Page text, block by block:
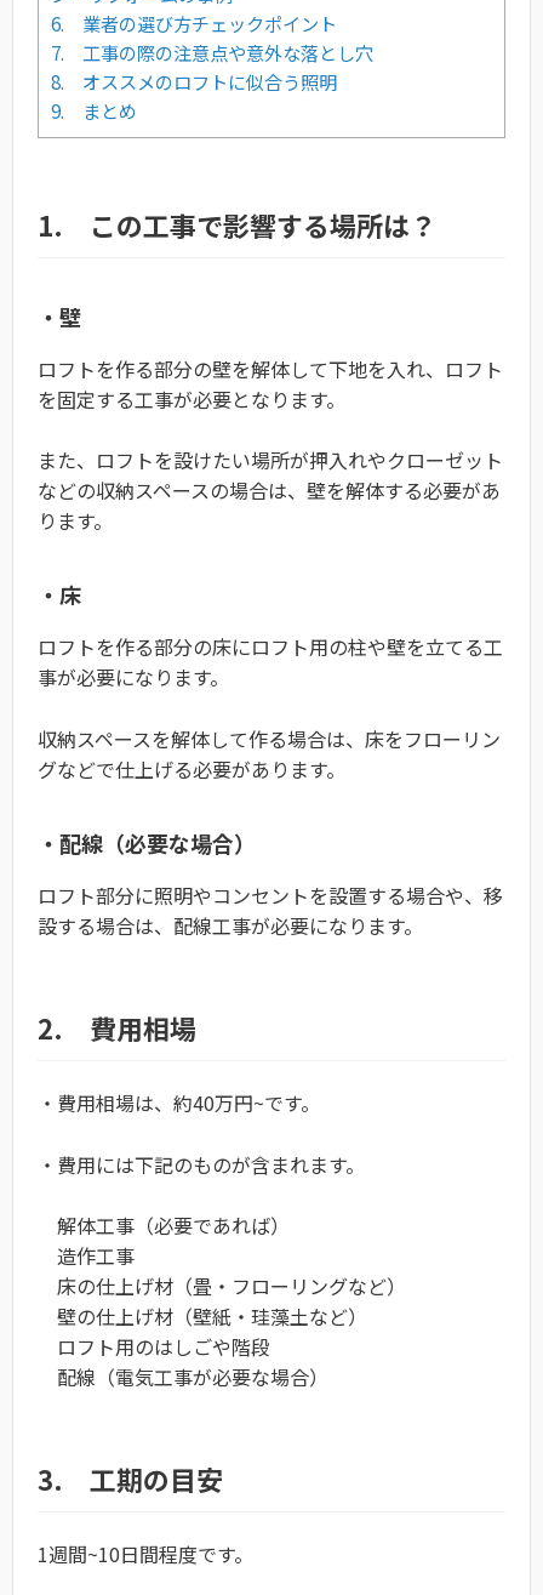
6. 業者の選び方チェックポイント
7. 工事の際の注意点や意外な落とし穴
8. オススメのロフトに似合う照明
9. まとめ
1. この工事で影響する場所は？
・壁
ロフトを作る部分の壁を解体して下地を入れ、ロフト
を固定する工事が必要となります。
また、ロフトを設けたい場所が押入れやクローゼット
などの収納スペースの場合は、壁を解体する必要があ
ります。
・床
ロフトを作る部分の床にロフト用の柱や壁を立てる工
事が必要になります。
収納スペースを解体して作る場合は、床をフローリン
グなどで仕上げる必要があります。
・配線（必要な場合）
ロフト部分に照明やコンセントを設置する場合や、移
設する場合は、配線工事が必要になります。
2. 費用相場
・費用相場は、約40万円~です。
・費用には下記のものが含まれます。
解体工事（必要であれば）
造作工事
床の仕上げ材（畳・フローリングなど）
壁の仕上げ材（壁紙・珪藻土など）
ロフト用のはしごや階段
配線（電気工事が必要な場合）
3. 工期の目安
1週間~10日間程度です。